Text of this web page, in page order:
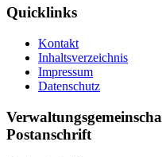
Quicklinks
Kontakt
Inhaltsverzeichnis
Impressum
Datenschutz
Postanschrift